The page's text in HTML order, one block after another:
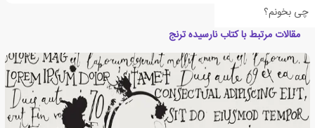
چی بخونم؟
مقالات مرتبط با کتاب نارسیده ترنج